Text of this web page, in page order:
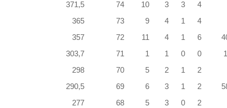
371,5 74 10 3 3 4
365 73 9 4 1 4
357 72 11 4 1 6
303,7 71 1 1 0 0
298 70 5 2 1 2
290,5 69 6 3 1 2
277 68 5 3 0 2